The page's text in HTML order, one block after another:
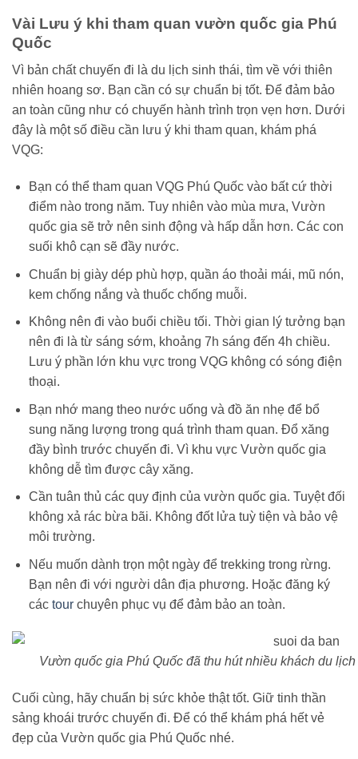
Vài Lưu ý khi tham quan vườn quốc gia Phú
Quốc
Vì bản chất chuyến đi là du lịch sinh thái, tìm về với thiên
nhiên hoang sơ. Bạn cần có sự chuẩn bị tốt. Để đảm bảo
an toàn cũng như có chuyến hành trình trọn vẹn hơn. Dưới
đây là một số điều cần lưu ý khi tham quan, khám phá
VQG:
Bạn có thể tham quan VQG Phú Quốc vào bất cứ thời
điểm nào trong năm. Tuy nhiên vào mùa mưa, Vườn
quốc gia sẽ trở nên sinh động và hấp dẫn hơn. Các con
suối khô cạn sẽ đầy nước.
Chuẩn bị giày dép phù hợp, quần áo thoải mái, mũ nón,
kem chống nắng và thuốc chống muỗi.
Không nên đi vào buổi chiều tối. Thời gian lý tưởng bạn
nên đi là từ sáng sớm, khoảng 7h sáng đến 4h chiều.
Lưu ý phần lớn khu vực trong VQG không có sóng điện
thoại.
Bạn nhớ mang theo nước uống và đồ ăn nhẹ để bổ
sung năng lượng trong quá trình tham quan. Đổ xăng
đầy bình trước chuyến đi. Vì khu vực Vườn quốc gia
không dễ tìm được cây xăng.
Cần tuân thủ các quy định của vườn quốc gia. Tuyệt đối
không xả rác bừa bãi. Không đốt lửa tuỳ tiện và bảo vệ
môi trường.
Nếu muốn dành trọn một ngày để trekking trong rừng.
Bạn nên đi với người dân địa phương. Hoặc đăng ký
các tourchuyên phục vụ để đảm bảo an toàn.
Vườn quốc gia Phú Quốc đã thu hút nhiều khách du
Cuối cùng, hãy chuẩn bị sức khỏe thật tốt. Giữ tinh thần
sảng khoái trước chuyến đi. Để có thể khám phá hết vẻ
đẹp của Vườn quốc gia Phú Quốc nhé.